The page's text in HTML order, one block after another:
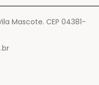
Mascote. CEP 04381-